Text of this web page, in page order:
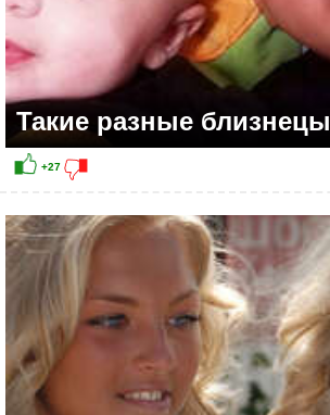
Такие разные близнецы